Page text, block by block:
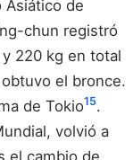
Asiático de
chun registró
220 kg en total
el bronce.
de Tokio15.
volvió a
el cambio de